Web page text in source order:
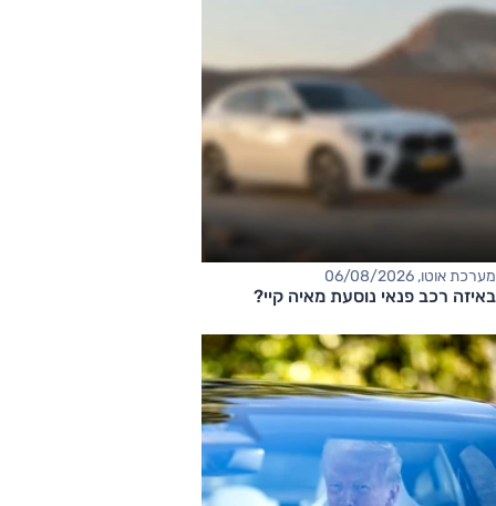
מערכת אוטו, 06/08/2026
באיזה רכב פנאי נוסעת מאיה קיי?